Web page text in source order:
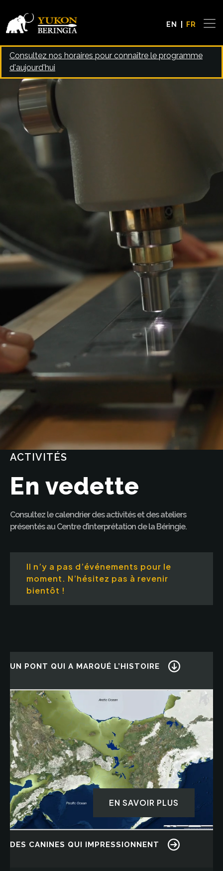
EN FR
Consultez nos horaires pour connaître le programme
d'aujourd'hui
Video file
ACTIVITÉS
En vedette
Consultez le calendrier des activités et des ateliers
présentés au Centre d’interprétation de la Béringie.
Il n’y a pas d’événements pour le
moment. N’hésitez pas à revenir
bientôt !
UN PONT QUI A MARQUÉ L’HISTOIRE
Image
EN SAVOIR PLUS
DES CANINES QUI IMPRESSIONNENT